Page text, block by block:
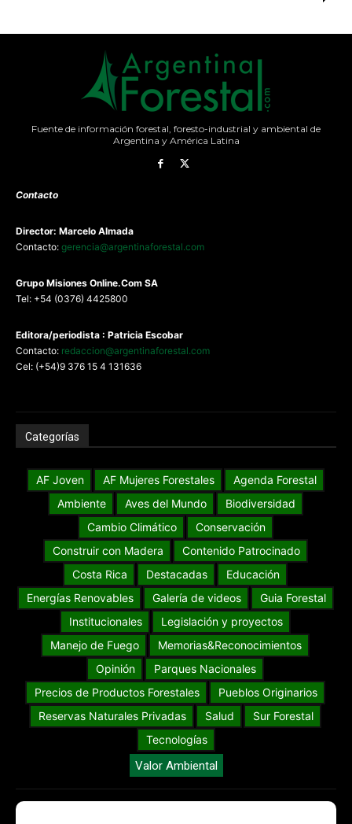
Fuente de información forestal, foresto-industrial y ambiental de
Argentina y América Latina
Contacto
Director: Marcelo Almada
Contacto: gerencia@argentinaforestal.com
Grupo Misiones Online.Com SA
Tel: +54 (0376) 4425800
Editora/periodista : Patricia Escobar
Contacto: redaccion@argentinaforestal.com
Cel: (+54)9 376 15 4 131636
Categorías
AF Joven AF Mujeres Forestales
Agenda Forestal
Ambiente
Aves del Mundo
Biodiversidad
Cambio Climático
Conservación
Construir con Madera
Contenido Patrocinado
Costa Rica
Destacadas
Educación
Energías Renovables
Galería de videos
Guia Forestal
Institucionales
Legislación y proyectos
Manejo de Fuego
Memorias&Reconocimientos
Opinión
Parques Nacionales
Precios de Productos Forestales
Pueblos Originarios
Reservas Naturales Privadas
Salud
Sur Forestal
Tecnologías
Valor Ambiental